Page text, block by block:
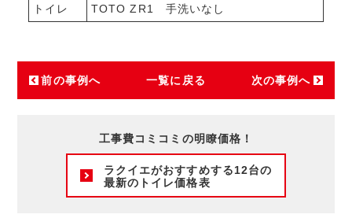
トイレ TOTO ZR1 手洗いなし
前の事例へ 一覧に戻る 次の事例へ
工事費コミコミの明瞭価格！
ラクイエがおすすめする12台の
最新のトイレ価格表